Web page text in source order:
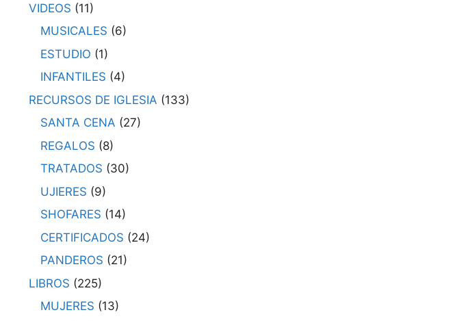
VIDEOS (11)
MUSICALES (6)
ESTUDIO (1)
INFANTILES (4)
RECURSOS DE IGLESIA (133)
SANTA CENA (27)
REGALOS (8)
TRATADOS (30)
UJIERES (9)
SHOFARES (14)
CERTIFICADOS (24)
PANDEROS (21)
LIBROS (225)
MUJERES (13)